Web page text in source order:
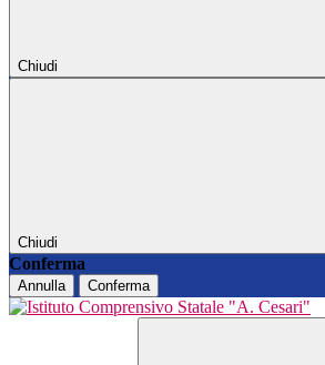
Chiudi
Chiudi
Conferma
Annulla Conferma